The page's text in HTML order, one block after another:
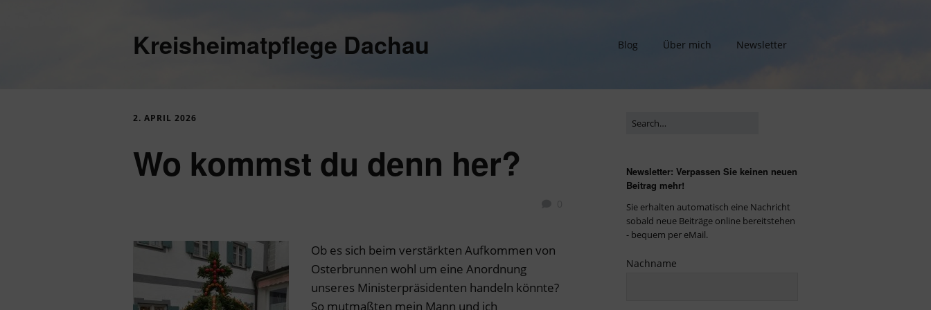
Kreisheimatpflege Dachau Blog Über mich Newsletter
2. APRIL 2026
Wo kommst du denn her?
Ob es sich beim verstärkten Aufkommen von
Osterbrunnen wohl um eine Anordnung
unseres Ministerpräsidenten handeln könnte?
So mutmaßten mein Mann und ich
Newsletter: Verpassen Sie keinen neuen
Beitrag mehr!
Sie erhalten automatisch eine Nachricht
sobald neue Beiträge online bereitstehen
- bequem per eMail.
Nachname